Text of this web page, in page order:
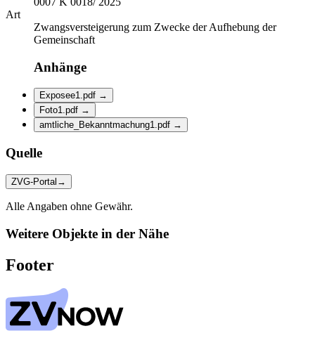
Art
Zwangsversteigerung zum Zwecke der Aufhebung der
Gemeinschaft
Anhänge
Exposee1.pdf →
Foto1.pdf →
amtliche_Bekanntmachung1.pdf →
Quelle
ZVG-Portal →
Alle Angaben ohne Gewähr.
Weitere Objekte in der Nähe
Footer